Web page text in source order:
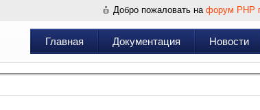
Добро пожаловать на форум PHP
Главная Документация Новости